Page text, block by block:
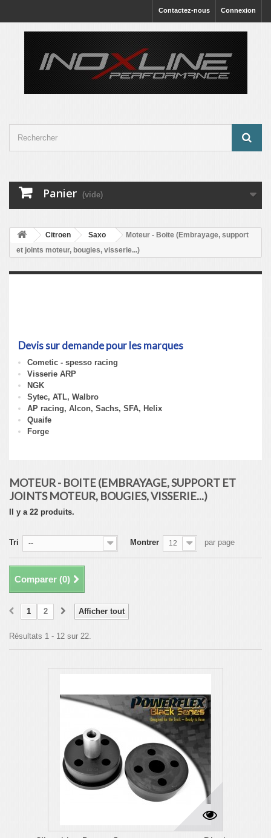
Connexion
Contactez-nous
Panier (vide)
Citroen Saxo
Moteur - Boite (Embrayage, support
et joints moteur, bougies, visserie...)
Devis sur demande pour les marques
Cometic - spesso racing
Visserie ARP
NGK
Sytec, ATL, Walbro
AP racing, Alcon, Sachs, SFA, Helix
Quaife
Forge
MOTEUR - BOITE (EMBRAYAGE, SUPPORT ET
JOINTS MOTEUR, BOUGIES, VISSERIE...)
Il y a 22 produits.
Tri -- Montrer 12 par page
Comparer (0)
Afficher tout
1 2
Résultats 1 - 12 sur 22.